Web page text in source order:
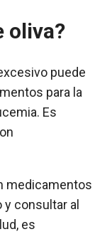
oliva?
puede
para la
Es
medicamentos
consultar al
es